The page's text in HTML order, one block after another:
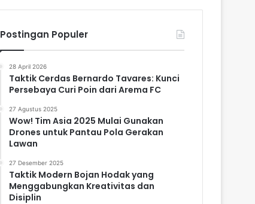
Postingan Populer
28 April 2026
Taktik Cerdas Bernardo Tavares: Kunci
Persebaya Curi Poin dari Arema FC
27 Agustus 2025
Wow! Tim Asia 2025 Mulai Gunakan
Drones untuk Pantau Pola Gerakan
Lawan
27 Desember 2025
Taktik Modern Bojan Hodak yang
Menggabungkan Kreativitas dan
Disiplin